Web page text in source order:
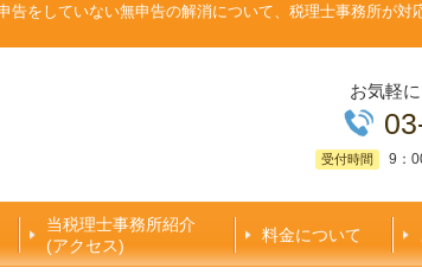
をしていない無申告の解消について、税理士事務所が
お気軽
受付時間 9：
当税理士事務所紹介
(アクセス)
料金について